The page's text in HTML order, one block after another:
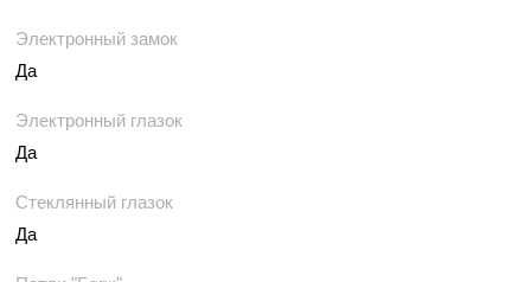
Электронный замок
Да
Электронный глазок
Да
Стеклянный глазок
Да